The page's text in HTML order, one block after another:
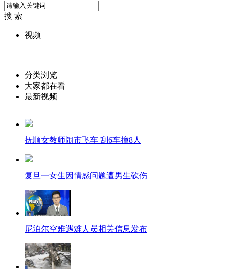
搜 索
视频
分类浏览
大家都在看
最新视频
抚顺女教师闹市飞车 刮6车撞8人
复旦一女生因情感问题遭男生砍伤
尼泊尔空难遇难人员相关信息发布